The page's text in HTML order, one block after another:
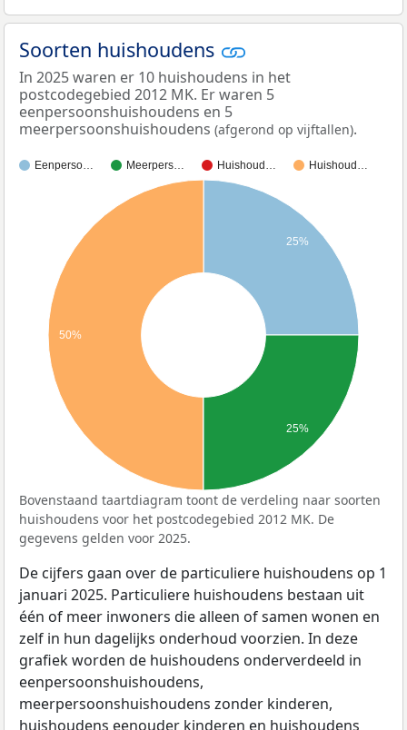
Soorten huishoudens
In 2025 waren er 10 huishoudens in het
postcodegebied 2012 MK. Er waren 5
eenpersoonshuishoudens en 5
meerpersoonshuishoudens (afgerond op vijftallen).
Eenperso… Meerpers… Huishoud… Huishoud…
25%
50%
25%
Bovenstaand taartdiagram toont de verdeling naar soorten
huishoudens voor het postcodegebied 2012 MK. De
gegevens gelden voor 2025.
De cijfers gaan over de particuliere huishoudens op 1
januari 2025. Particuliere huishoudens bestaan uit
één of meer inwoners die alleen of samen wonen en
zelf in hun dagelijks onderhoud voorzien. In deze
grafiek worden de huishoudens onderverdeeld in
eenpersoonshuishoudens,
meerpersoonshuishoudens zonder kinderen,
huishoudens eenouder kinderen en huishoudens